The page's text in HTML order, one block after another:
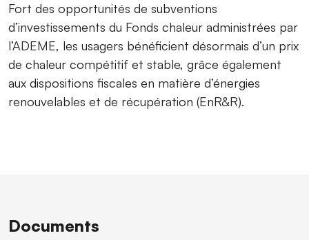
Fort des opportunités de subventions
d’investissements du Fonds chaleur administrées par
l’ADEME, les usagers bénéficient désormais d’un prix
de chaleur compétitif et stable, grâce également
aux dispositions fiscales en matière d’énergies
renouvelables et de récupération (EnR&R).
Documents